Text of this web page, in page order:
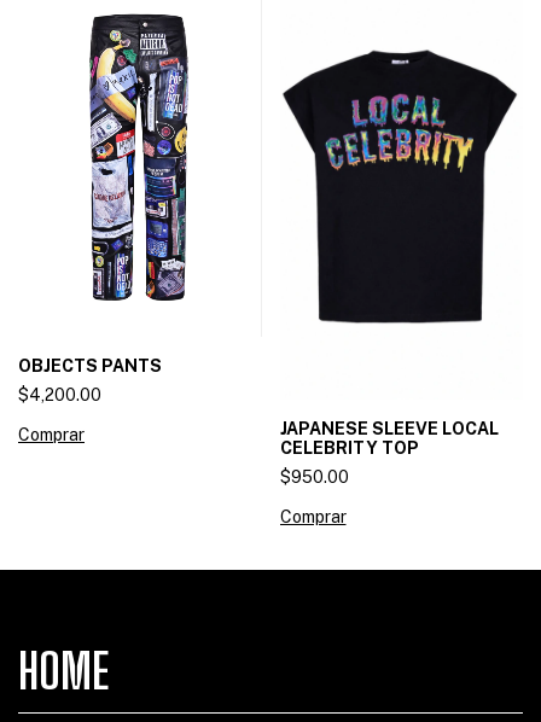
OBJECTS PANTS
$4,200.00
Comprar
JAPANESE SLEEVE LOCAL
CELEBRITY TOP
$950.00
Comprar
HOME